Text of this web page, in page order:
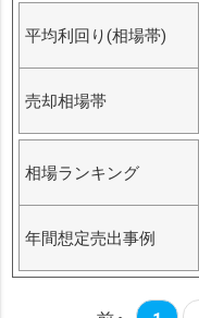
平均利回り(相場帯)
売却相場帯
相場ランキング
年間想定売出事例